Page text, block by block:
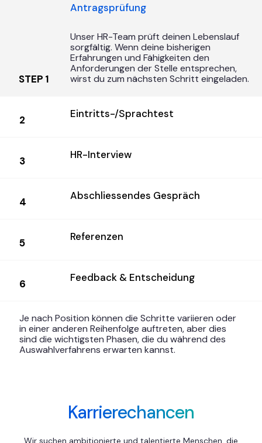
1
Antragsprüfung
Unser HR-Team prüft deinen Lebenslauf
sorgfältig. Wenn deine bisherigen
Erfahrungen und Fähigkeiten den
Anforderungen der Stelle entsprechen,
wirst du zum nächsten Schritt eingeladen.
2 Eintritts-/Sprachtest
3 HR-Interview
4 Abschliessendes Gespräch
5 Referenzen
6 Feedback & Entscheidung
Je nach Position können die Schritte variieren oder
in einer anderen Reihenfolge auftreten, aber dies
sind die wichtigsten Phasen, die du während des
Auswahlverfahrens erwarten kannst.
Karrierechancen
Wir suchen ambitionierte und talentierte Menschen, die